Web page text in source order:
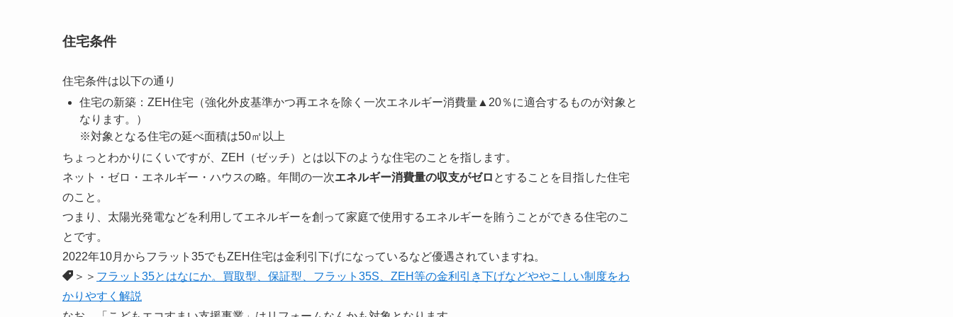
住宅条件
住宅条件は以下の通り
住宅の新築：ZEH住宅（強化外皮基準かつ再エネを除く一次エネルギー消費量▲20％に適合するものが対象と
なります。）
※対象となる住宅の延べ面積は50㎡以上
ちょっとわかりにくいですが、ZEH（ゼッチ）とは以下のような住宅のことを指します。
ネット・ゼロ・エネルギー・ハウスの略。年間の一次エネルギー消費量の収支がゼロ とすることを目指した住宅
のこと。
つまり、太陽光発電などを利用してエネルギーを創って家庭で使用するエネルギーを賄うことができる住宅のこ
とです。
2022年10月からフラット35でもZEH住宅は金利引下げになっているなど優遇されていますね。
＞＞ フラット35とはなにか。買取型、保証型、フラット35S、ZEH等の金利引き下げなどややこしい制度をわ
かりやすく解説